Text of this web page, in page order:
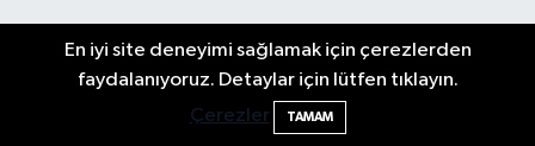
En iyi site deneyimi sağlamak için çerezlerden
faydalanıyoruz. Detaylar için lütfen tıklayın.
Çerezler
TAMAM